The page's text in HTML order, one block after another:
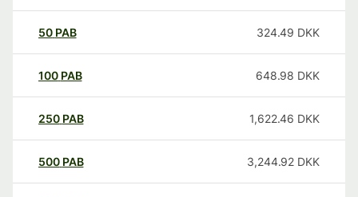
50 PAB 324.49 DKK
100 PAB 648.98 DKK
250 PAB 1,622.46 DKK
500 PAB 3,244.92 DKK